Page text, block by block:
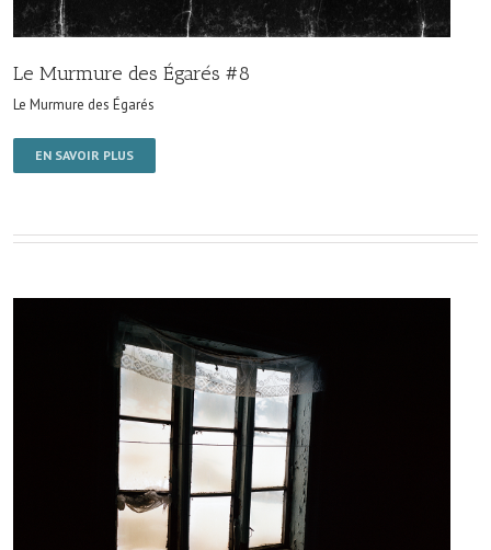
Le Murmure des Égarés #8
Le Murmure des Égarés
EN SAVOIR PLUS